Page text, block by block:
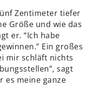
Zentimeter tiefer
Größe und wie das
er. “Ich habe
Ein großes
mir schläft nichts
sagt
es meine ganze